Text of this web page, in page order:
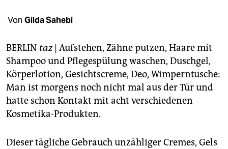
shop
fragen & hilfe
unterstützen
abo
genossenschaft
Von Gilda Sahebi
BERLIN taz| Aufstehen, Zähne putzen, Haare mit
Shampoo und Pflegespülung waschen, Duschgel,
Körperlotion, Gesichtscreme, Deo, Wimperntusche:
Man ist morgens noch nicht mal aus der Tür und
hatte schon Kontakt mit acht verschiedenen
Kosmetika-Produkten.
Dieser tägliche Gebrauch unzähliger Cremes, Gels